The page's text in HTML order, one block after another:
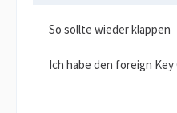
So sollte wieder klappen
Ich habe den foreign